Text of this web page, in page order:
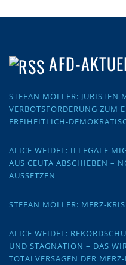
AFD-
STEFAN MÖLLER: JURISTEN
VERBOTSFORDERUNG ZUM
FREIHEITLICH-
ALICE WEIDEL: ILLEGALE
AUS CEUTA ABSCHIEBEN –
AUSSETZEN
STEFAN MÖLLER: MERZ-
ALICE WEIDEL:
UND STAGNATION – DAS
TOTALVERSAGEN DER